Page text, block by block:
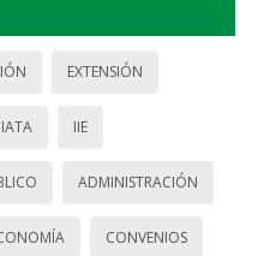
EXTENSIÓN
IIATA IIE
ADMINISTRACIÓN
CONVENIOS